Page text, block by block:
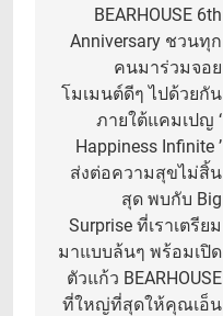
BEARHOUSE 6th
Anniversary ชวนทุก
คนมาร่วมจอย
โมเมนต์ดีๆ ไปด้วยกัน
ภายใต้แคมเปญ ‘
Happiness Infinite ’
ส่งต่อความสุขไม่สิ้น
สุด พบกับ Big
Surprise ที่เราเตรียม
มาแบบล้นๆ พร้อมเปิด
ตัวแก้ว BEARHOUSE
ที่ใหญ่ที่สุดให้คุณเอ็น